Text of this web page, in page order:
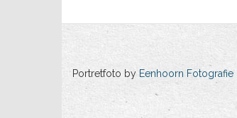
Portretfoto by Eenhoorn Fotografie